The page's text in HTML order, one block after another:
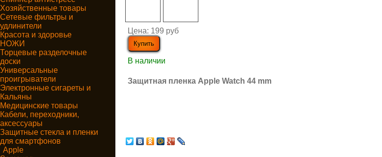
Хозяйственные товары
Сетевые фильтры и
удлинители
Красота и здоровье
НОЖИ
Торцевые разделочные
доски
Универсальные
проигрыватели
Электронные сигареты и
Кальяны
Медицинские товары
Кабели, переходники,
аксессуары
Защитные стекла и пленки
для смартфонов
Apple
Цена: 199 руб
В наличии
Защитная пленка Apple Watch 44 mm